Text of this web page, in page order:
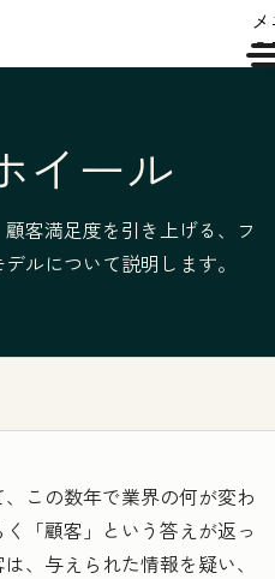
イール
客満足度を引き上げる、フ
ルについて説明します。
この数年で業界の何が変わ
「顧客」という答えが返っ
、与えられた情報を疑い、